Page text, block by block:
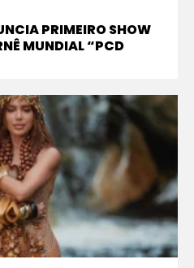
PRIMEIRO SHOW
MUNDIAL “PCD